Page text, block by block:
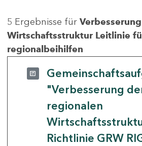
5 Ergebnisse für
Wirtschaftsstruktur Leitlinie
regionalbeihilfen
"Verbesserung
regionalen
Richtlinie GRW